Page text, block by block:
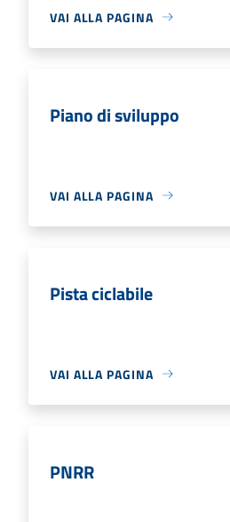
VAI ALLA PAGINA
Piano di sviluppo
VAI ALLA PAGINA
Pista ciclabile
VAI ALLA PAGINA
PNRR